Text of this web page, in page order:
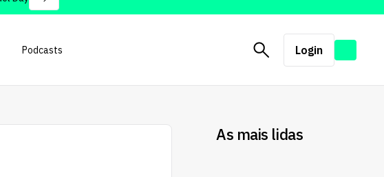
Podcasts Login
As mais lidas